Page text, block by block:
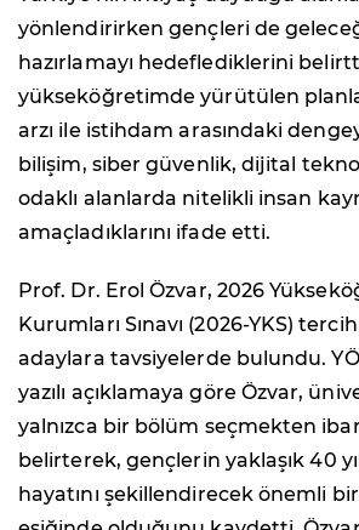
yönlendirirken gençleri de
hazırlamayı hedeflediklerini
yükseköğretimde yürütülen
arzı ile istihdam arasındaki
bilişim, siber güvenlik, dijital
odaklı alanlarda nitelikli insan
amaçladıklarını ifade etti.
Prof. Dr. Erol Özvar, 2026
Kurumları Sınavı (2026-YKS)
adaylara tavsiyelerde bulundu.
yazılı açıklamaya göre Özvar,
yalnızca bir bölüm seçmekten
belirterek, gençlerin yaklaşık 40
hayatını şekillendirecek önemli